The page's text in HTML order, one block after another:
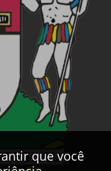
que você